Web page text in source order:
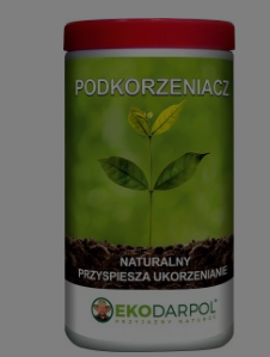
Tawuła japońska Little Princess